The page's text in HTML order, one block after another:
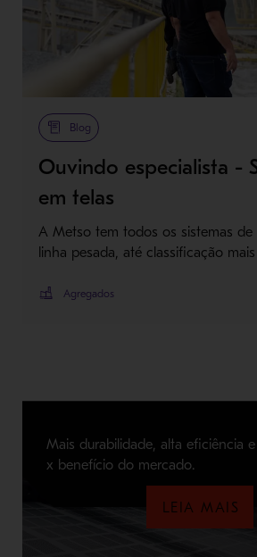
Blog
Ouvindo especialista -
em telas
A Metso tem todos os sistemas de
linha pesada, até classificação
Agregados
Mais durabilidade, alta eficiência
x benefício do mercado.
LEIA MAIS